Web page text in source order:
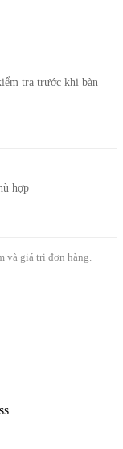
tra trước khi bàn
hợp
và giá trị đơn hàng.